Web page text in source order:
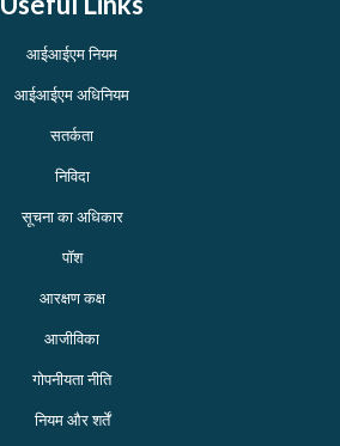
आईआईएम नियम
आईआईएम अधिनियम
सतर्कता
निविदा
सूचना का अधिकार
पॉश
आरक्षण कक्ष
आजीविका
गोपनीयता नीति
नियम और शर्तें